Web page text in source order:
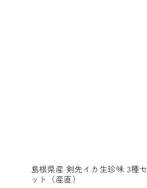
島根県産 剣先イカ生珍味 3種セ
ット（産直）